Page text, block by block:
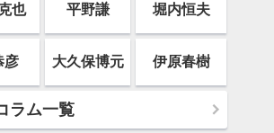
也 平野謙 堀内恒夫
彦 大久保博元 伊原春樹
ラム一覧